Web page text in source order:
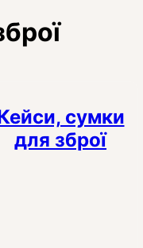
сумки
для зброї